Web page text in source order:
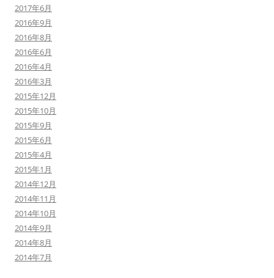
2017年6月
2016年9月
2016年8月
2016年6月
2016年4月
2016年3月
2015年12月
2015年10月
2015年9月
2015年6月
2015年4月
2015年1月
2014年12月
2014年11月
2014年10月
2014年9月
2014年8月
2014年7月